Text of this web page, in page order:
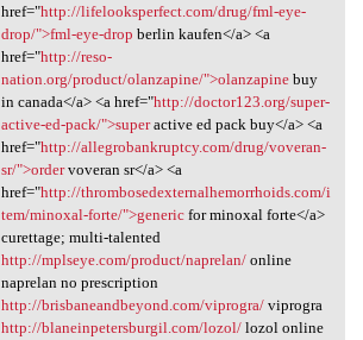
href="http://lifelooksperfect.com/drug/fml-eye-
drop/">fml-eye-drop berlin kaufen</a> <a
href="http://reso-
nation.org/product/olanzapine/">olanzapinebuy
in canada</a> <a href="http://doctor123.org/super-
active-ed-pack/">superactive ed pack buy</a> <a
href="http://allegrobankruptcy.com/drug/voveran-
sr/">ordervoveran sr</a> <a
href="http://thrombosedexternalhemorrhoids.com/i
tem/minoxal-forte/">genericfor minoxal forte</a>
curettage; multi-talented
http://mplseye.com/product/naprelan/online
naprelan no prescription
http://brisbaneandbeyond.com/viprogra/viprogra
http://blaneinpetersburgil.com/lozol/lozol online